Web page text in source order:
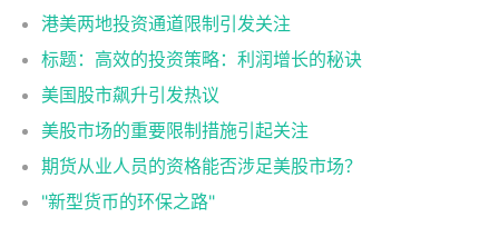
港美两地投资通道限制引发关注
标题：高效的投资策略：利润增长的秘诀
美国股市飙升引发热议
美股市场的重要限制措施引起关注
期货从业人员的资格能否涉足美股市场？
"新型货币的环保之路"